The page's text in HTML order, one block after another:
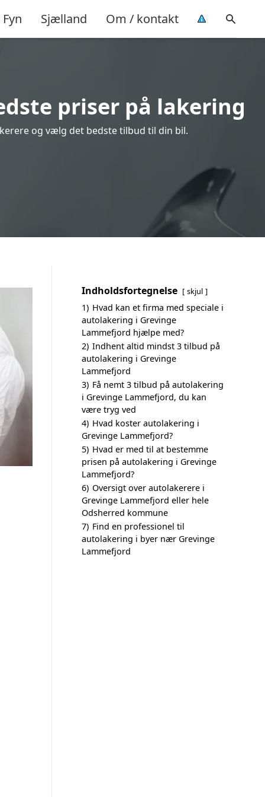
Fyn Sjælland Om / kontakt
priser på lakering
og vælg det bedste tilbud til din bil.
Indholdsfortegnelse skjul
1) Hvad kan et firma med speciale i
autolakering i Grevinge
Lammefjord hjælpe med?
2) Indhent altid mindst 3 tilbud på
autolakering i Grevinge
Lammefjord
3) Få nemt 3 tilbud på autolakering
i Grevinge Lammefjord, du kan
være tryg ved
4) Hvad koster autolakering i
Grevinge Lammefjord?
5) Hvad er med til at bestemme
prisen på autolakering i Grevinge
Lammefjord?
6) Oversigt over autolakerere i
Grevinge Lammefjord eller hele
Odsherred kommune
7) Find en professionel til
autolakering i byer nær Grevinge
Lammefjord